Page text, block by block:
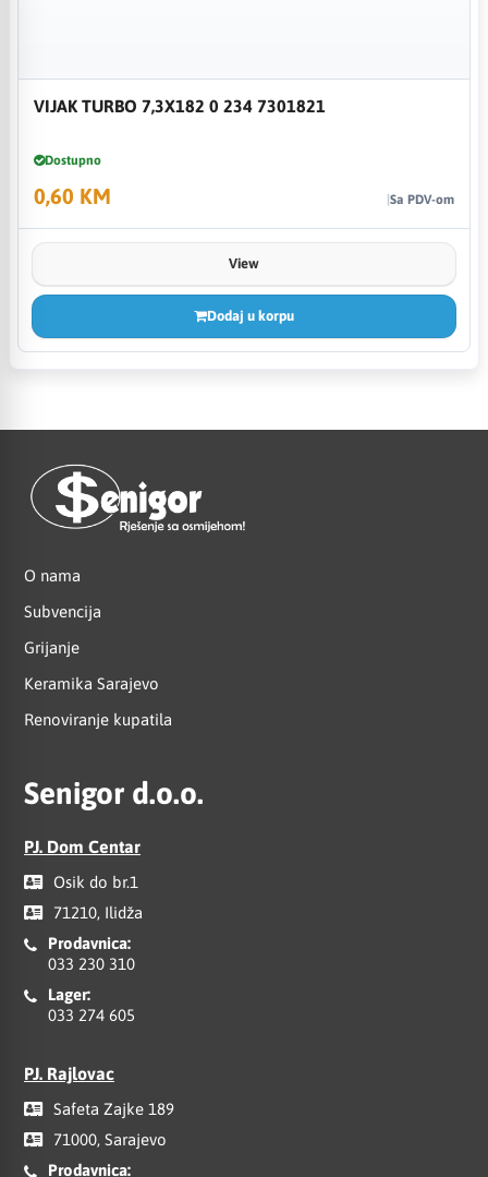
VIJAK TURBO 7,3X182 0 234 7301821
Dostupno
0,60 KM Sa PDV-om
View
Dodaj u korpu
O nama
Subvencija
Grijanje
Keramika Sarajevo
Renoviranje kupatila
Senigor d.o.o.
PJ. Dom Centar
Osik do br.1
71210, Ilidža
Prodavnica:
033 230 310
Lager:
033 274 605
PJ. Rajlovac
Safeta Zajke 189
71000, Sarajevo
Prodavnica: